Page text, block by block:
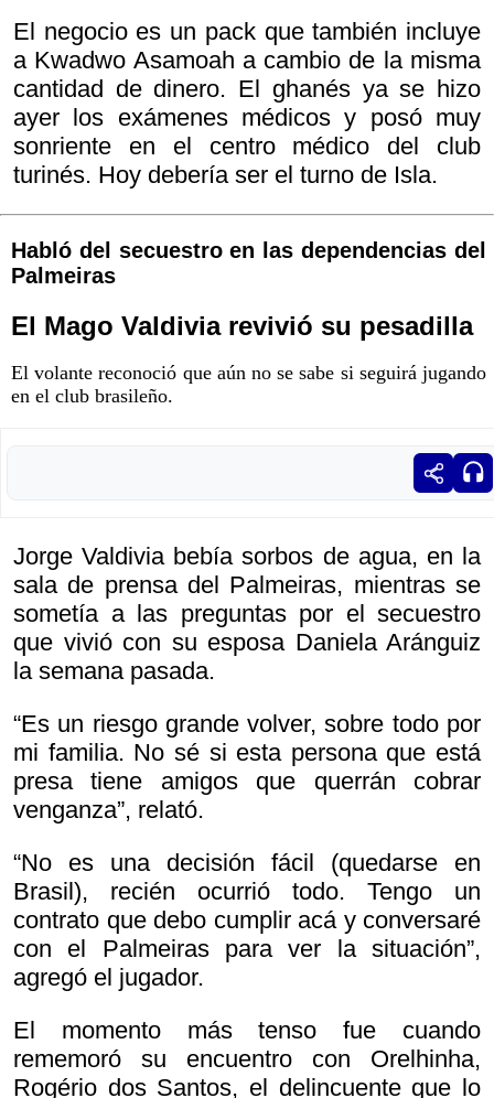
El negocio es un pack que también incluye
a Kwadwo Asamoah a cambio de la misma
cantidad de dinero. El ghanés ya se hizo
ayer los exámenes médicos y posó muy
sonriente en el centro médico del club
turinés. Hoy debería ser el turno de Isla.
Habló del secuestro en las dependencias del
Palmeiras
El Mago Valdivia revivió su pesadilla
El volante reconoció que aún no se sabe si seguirá jugando
en el club brasileño.
Jorge Valdivia bebía sorbos de agua, en la
sala de prensa del Palmeiras, mientras se
sometía a las preguntas por el secuestro
que vivió con su esposa Daniela Aránguiz
la semana pasada.
“Es un riesgo grande volver, sobre todo por
mi familia. No sé si esta persona que está
presa tiene amigos que querrán cobrar
venganza”, relató.
“No es una decisión fácil (quedarse en
Brasil), recién ocurrió todo. Tengo un
contrato que debo cumplir acá y conversaré
con el Palmeiras para ver la situación”,
agregó el jugador.
El momento más tenso fue cuando
rememoró su encuentro con Orelhinha,
Rogério dos Santos, el delincuente que lo